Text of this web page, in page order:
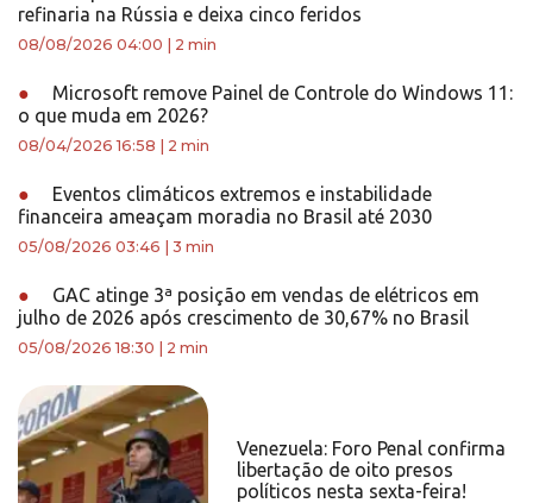
refinaria na Rússia e deixa cinco feridos
08/08/2026 04:00 2 min
●
Microsoft remove Painel de Controle do Windows 11:
o que muda em 2026?
08/04/2026 16:58 2 min
●
Eventos climáticos extremos e instabilidade
financeira ameaçam moradia no Brasil até 2030
05/08/2026 03:46 3 min
●
GAC atinge 3ª posição em vendas de elétricos em
julho de 2026 após crescimento de 30,67% no Brasil
05/08/2026 18:30 2 min
Venezuela: Foro Penal confirma
libertação de oito presos
políticos nesta sexta-feira!